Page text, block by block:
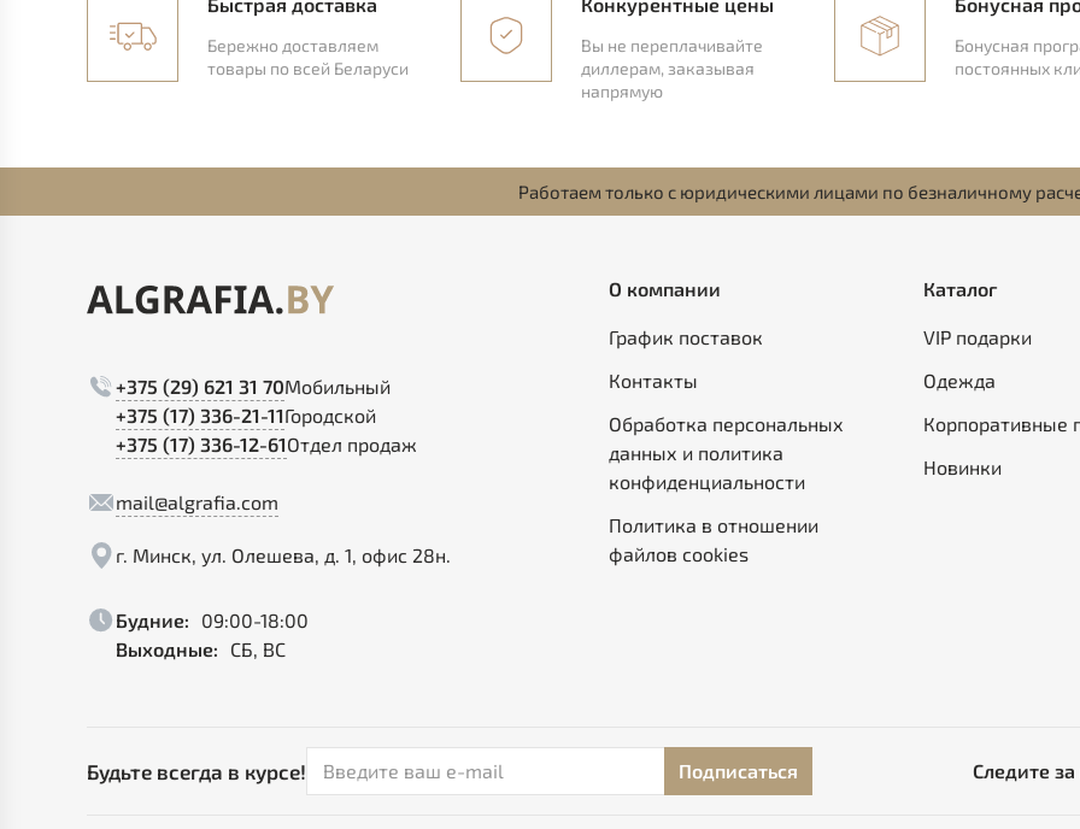
Бережно доставляем
товары по всей Беларуси
Вы не переплачивайте
диллерам, заказывая
напрямую
Бонусная
постоянных
Работаем только с юридическими лицами по безналичному
+375 (29) 621 31 70Мобильный
+375 (17) 336-21-11Городской
+375 (17) 336-12-61Отдел продаж
mail@algrafia.com
г. Минск, ул. Олешева, д. 1, офис 28н.
Будние:
09:00-18:00
Выходные:
СБ, ВС
О компании
График поставок
Контакты
Обработка персональных
данных и политика
конфиденциальности
Политика в отношении
файлов cookies
Каталог
VIP подарки
Одежда
Корпоративные
Новинки
Будьте всегда в курсе! Подписаться Следите